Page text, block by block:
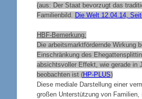
(aus: Der Staat bevorzugt das
Familienbild. Die Welt 12.04.14,
HBF-Bemerkung:
Die arbeitsmarktfördernde Wirkung
Einschränkung des
absichtsvoller Effekt, wie gerade in
beobachten ist (HP-PLUS)
Diese mediale Darstellung einer
großen Unterstützung von Familien,